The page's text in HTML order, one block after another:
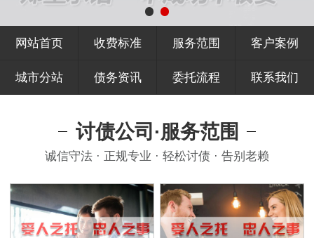
网站首页 收费标准 服务范围 客户案例
城市分站 债务资讯 委托流程 联系我们
讨债公司·服务范围
诚信守法 · 正规专业 · 轻松讨债 · 告别老赖